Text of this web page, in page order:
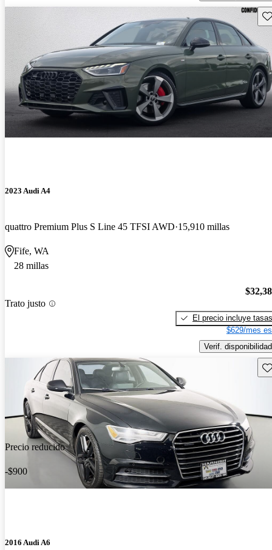
2023 Audi A4
quattro Premium Plus S Line 45 TFSI AWD 15,910 millas
Fife, WA
28 millas
Trato justo
El precio incluye tasas
$629/mes
Verif. disponibilidad
Precio reducido
-$900
2016 Audi A6